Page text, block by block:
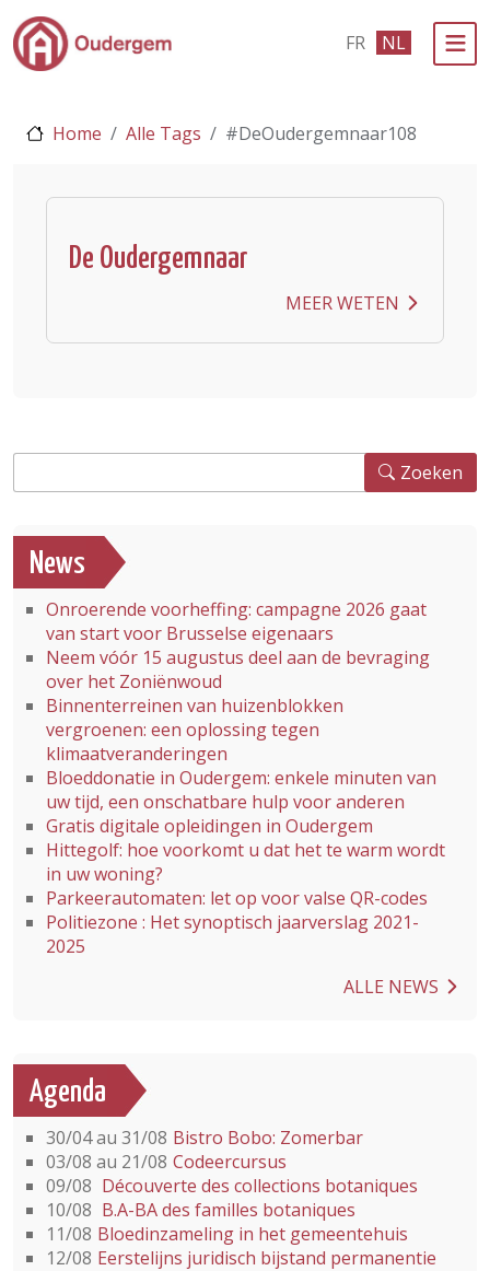
Ga naar de hoofdinhoud FR NL
eLoket
Leven in Oudergem
Home Alle Tags #DeOudergemnaar108
De Oudergemnaar
MEER WETEN
Zoeken
News
Onroerende voorheffing: campagne 2026 gaat
van start voor Brusselse eigenaars
Neem vóór 15 augustus deel aan de bevraging
over het Zoniënwoud
Binnenterreinen van huizenblokken
vergroenen: een oplossing tegen
klimaatveranderingen
Bloeddonatie in Oudergem: enkele minuten van
uw tijd, een onschatbare hulp voor anderen
Gratis digitale opleidingen in Oudergem
Hittegolf: hoe voorkomt u dat het te warm wordt
in uw woning?
Parkeerautomaten: let op voor valse QR-codes
Politiezone : Het synoptisch jaarverslag 2021-
2025
ALLE NEWS
Agenda
30/04 au 31/08 Bistro Bobo: Zomerbar
03/08 au 21/08 Codeercursus
09/08 Découverte des collections botaniques
10/08 B.A-BA des familles botaniques
11/08 Bloedinzameling in het gemeentehuis
12/08 Eerstelijns juridisch bijstand permanentie